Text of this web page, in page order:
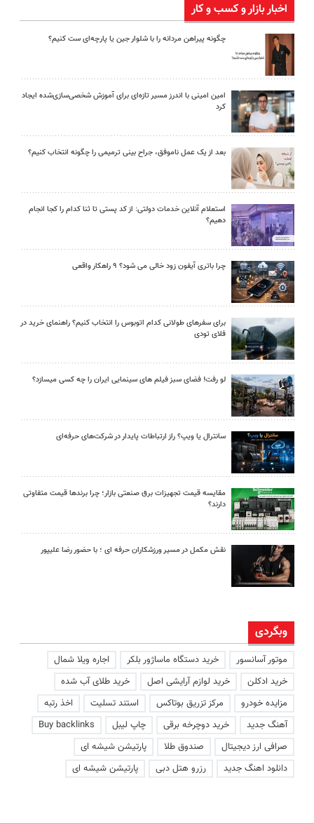
اخبار بازار و کسب و کار
چگونه پیراهن مردانه را با شلوار جین یا پارچه‌ای ست کنیم؟
امین امینی با اندرز مسیر تازه‌ای برای آموزش شخصی‌سازی‌شده ایجاد
کرد
بعد از یک عمل ناموفق، جراح بینی ترمیمی را چگونه انتخاب کنیم؟
استعلام آنلاین خدمات دولتی: از کد پستی تا ثنا کدام را کجا انجام
دهیم؟
چرا باتری آیفون زود خالی می شود؟ ۹ راهکار واقعی
برای سفرهای طولانی کدام اتوبوس را انتخاب کنیم؟ راهنمای خرید در
فلای تودی
لو رفت! فضای سبز فیلم های سینمایی ایران را چه کسی میسازد؟
سانترال یا ویپ؟ راز ارتباطات پایدار در شرکت‌های حرفه‌ای
مقایسه قیمت تجهیزات برق صنعتی بازار؛ چرا برندها قیمت متفاوتی
دارند؟
نقش مکمل در مسیر ورزشکاران حرفه ای ؛ با حضور رضا علیپور
وبگردی
موتور آسانسور خرید دستگاه ماساژور بلکر
اجاره ویلا شمال
خرید ادکلن
خرید لوازم آرایشی اصل
خرید طلای آب شده
مزایده خودرو
مرکز تزریق بوتاکس استند تسلیت
اخذ رتبه
آهنگ جدید
خرید دوچرخه برقی چاپ لیبل
Buy backlinks
صرافی ارز دیجیتال
صندوق طلا
پارتیشن شیشه ای
دانلود اهنگ جدید
رزرو هتل دبی پارتیشن شیشه ای